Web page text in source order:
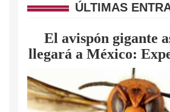
ÚLTIMAS
El avispón gigante
llegará a México: